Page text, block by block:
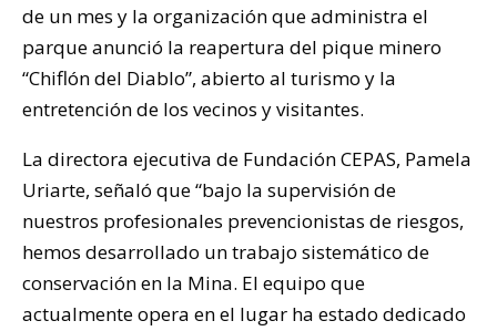
de un mes y la organización que administra el
parque anunció la reapertura del pique minero
“Chiflón del Diablo”, abierto al turismo y la
entretención de los vecinos y visitantes.
La directora ejecutiva de Fundación CEPAS, Pamela
Uriarte, señaló que “bajo la supervisión de
nuestros profesionales prevencionistas de riesgos,
hemos desarrollado un trabajo sistemático de
conservación en la Mina. El equipo que
actualmente opera en el lugar ha estado dedicado